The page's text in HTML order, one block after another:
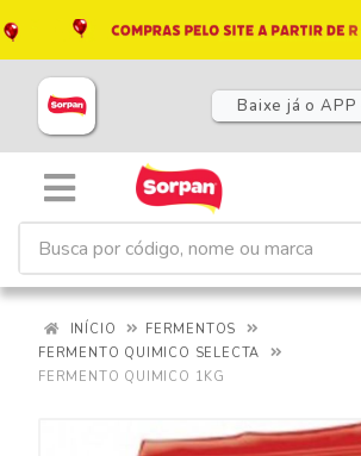
Baixe já o APP
INÍCIO
FERMENTOS
FERMENTO QUIMICO SELECTA
FERMENTO QUIMICO 1KG